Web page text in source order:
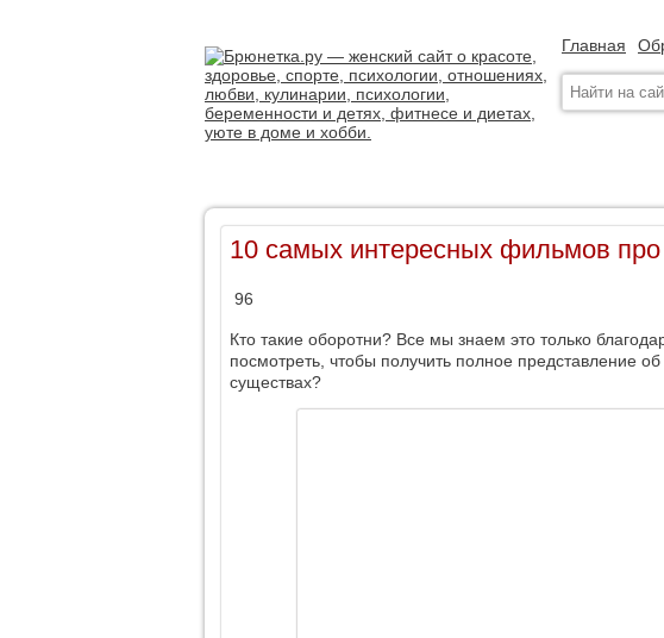
Главная
10 самых интересных фильмов про
96
Кто такие оборотни? Все мы знаем это только
посмотреть, чтобы получить полное представление
существах?